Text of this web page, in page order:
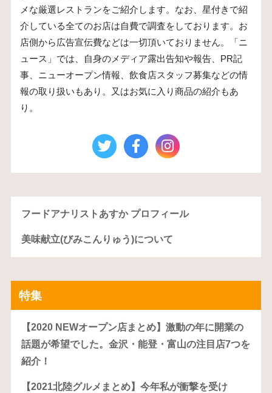
メな厳選レストランをご紹介します。なお、星付きで紹
介している全てのお店は自費で調査をしております。お
店側から広告宣伝費などは一切頂いておりません。「ニ
ュース」では、自身のメディア露出告知や報告、PR記
事、ニューオープン情報、飲食店スタッフ募集などの情
報の取り扱いもあり。又はお気に入り商品の紹介もあ
り。
フードアナリストあすか プロフィール
美味献立(びみこんりゅう)について
特集
【2020 NEWオープン店まとめ】激動の年に開業の
話題が希望でした。金沢・能登・富山の注目店7つを
紹介！
【2021北陸グルメまとめ】今年私が衝撃を受け